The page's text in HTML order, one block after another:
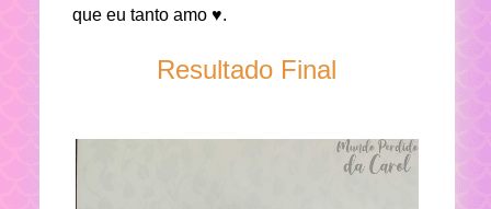
que eu tanto amo ♥.
Resultado Final